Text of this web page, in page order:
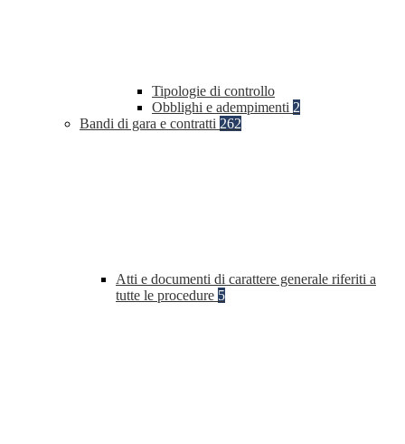
Tipologie di controllo
Obblighi e adempimenti 2
Bandi di gara e contratti 262
Atti e documenti di carattere generale riferiti a
tutte le procedure 5